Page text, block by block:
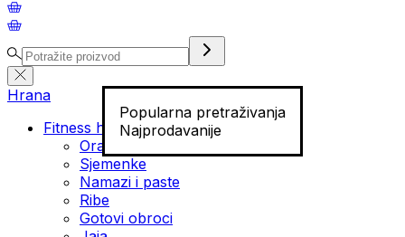
Popularna pretraživanja
Najprodavanije
Hrana
Fitness hrana
Orašasti plodovi
Sjemenke
Namazi i paste
Ribe
Gotovi obroci